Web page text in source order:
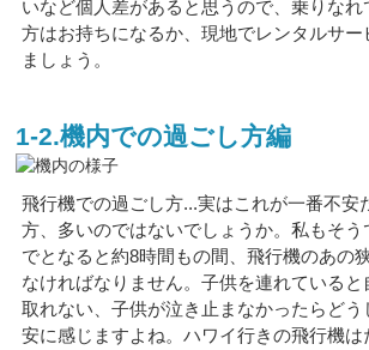
いなど個人差があると思うので、乗りなれ
方はお持ちになるか、現地でレンタルサー
ましょう。
1-2.機内での過ごし方編
飛行機での過ごし方...実はこれが一番不安
方、多いのではないでしょうか。私もそう
でとなると約8時間もの間、飛行機のあの
なければなりません。子供を連れている
取れない、子供が泣き止まなかったらどう
安に感じますよね。ハワイ行きの飛行機は